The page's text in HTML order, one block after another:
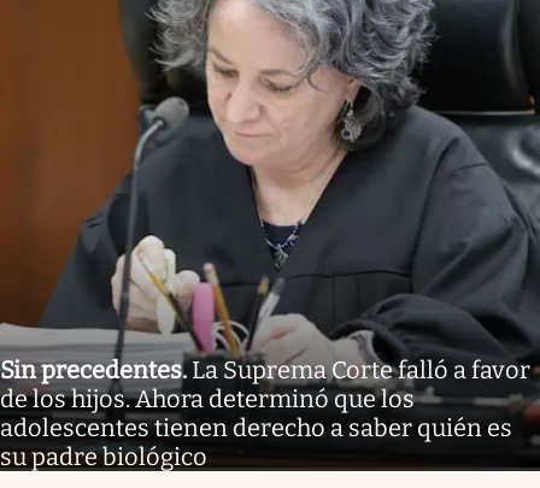
Sin precedentes.La Suprema Corte falló a favor
de los hijos. Ahora determinó que los
adolescentes tienen derecho a saber quién es
su padre biológico